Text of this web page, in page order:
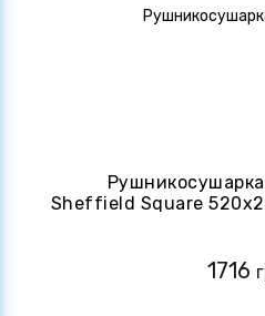
Sheffield Square
1716